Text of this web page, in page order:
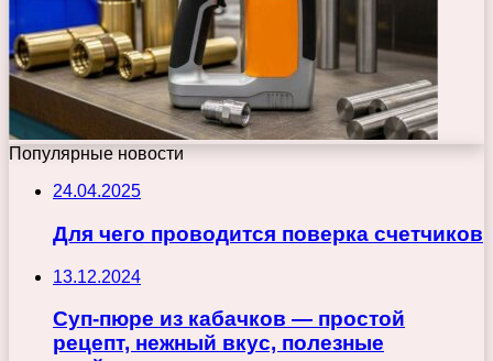
Популярные новости
24.04.2025
Для чего проводится поверка счетчиков
13.12.2024
Суп-пюре из кабачков — простой
рецепт, нежный вкус, полезные